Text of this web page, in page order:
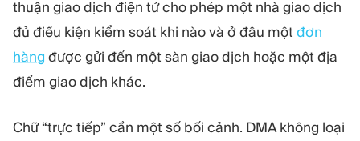
thuận giao dịch điện tử cho phép một nhà giao dịch
đủ điều kiện kiểm soát khi nào và ở đâu một đơn
hàng được gửi đến một sàn giao dịch hoặc một địa
điểm giao dịch khác.
Chữ “trực tiếp” cần một số bối cảnh. DMA không loại
MÔ-ĐUN
Sàn giao dịch Hậu cần
TÀI NGUYÊN
Blog
Đội ngũ